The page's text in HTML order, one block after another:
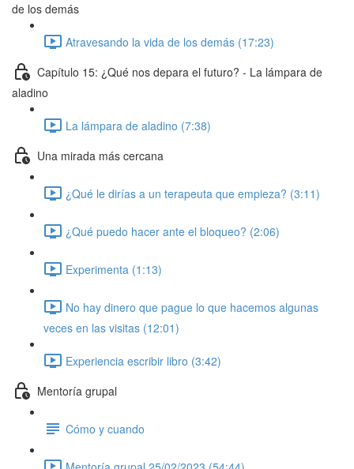
de los demás
Atravesando la vida de los demás (17:23)
Capítulo 15: ¿Qué nos depara el futuro? - La lámpara de
aladino
La lámpara de aladino (7:38)
Una mirada más cercana
¿Qué le dirías a un terapeuta que empieza? (3:11)
¿Qué puedo hacer ante el bloqueo? (2:06)
Experimenta (1:13)
No hay dinero que pague lo que hacemos algunas
veces en las visitas (12:01)
Experiencia escribir libro (3:42)
Mentoría grupal
Cómo y cuando